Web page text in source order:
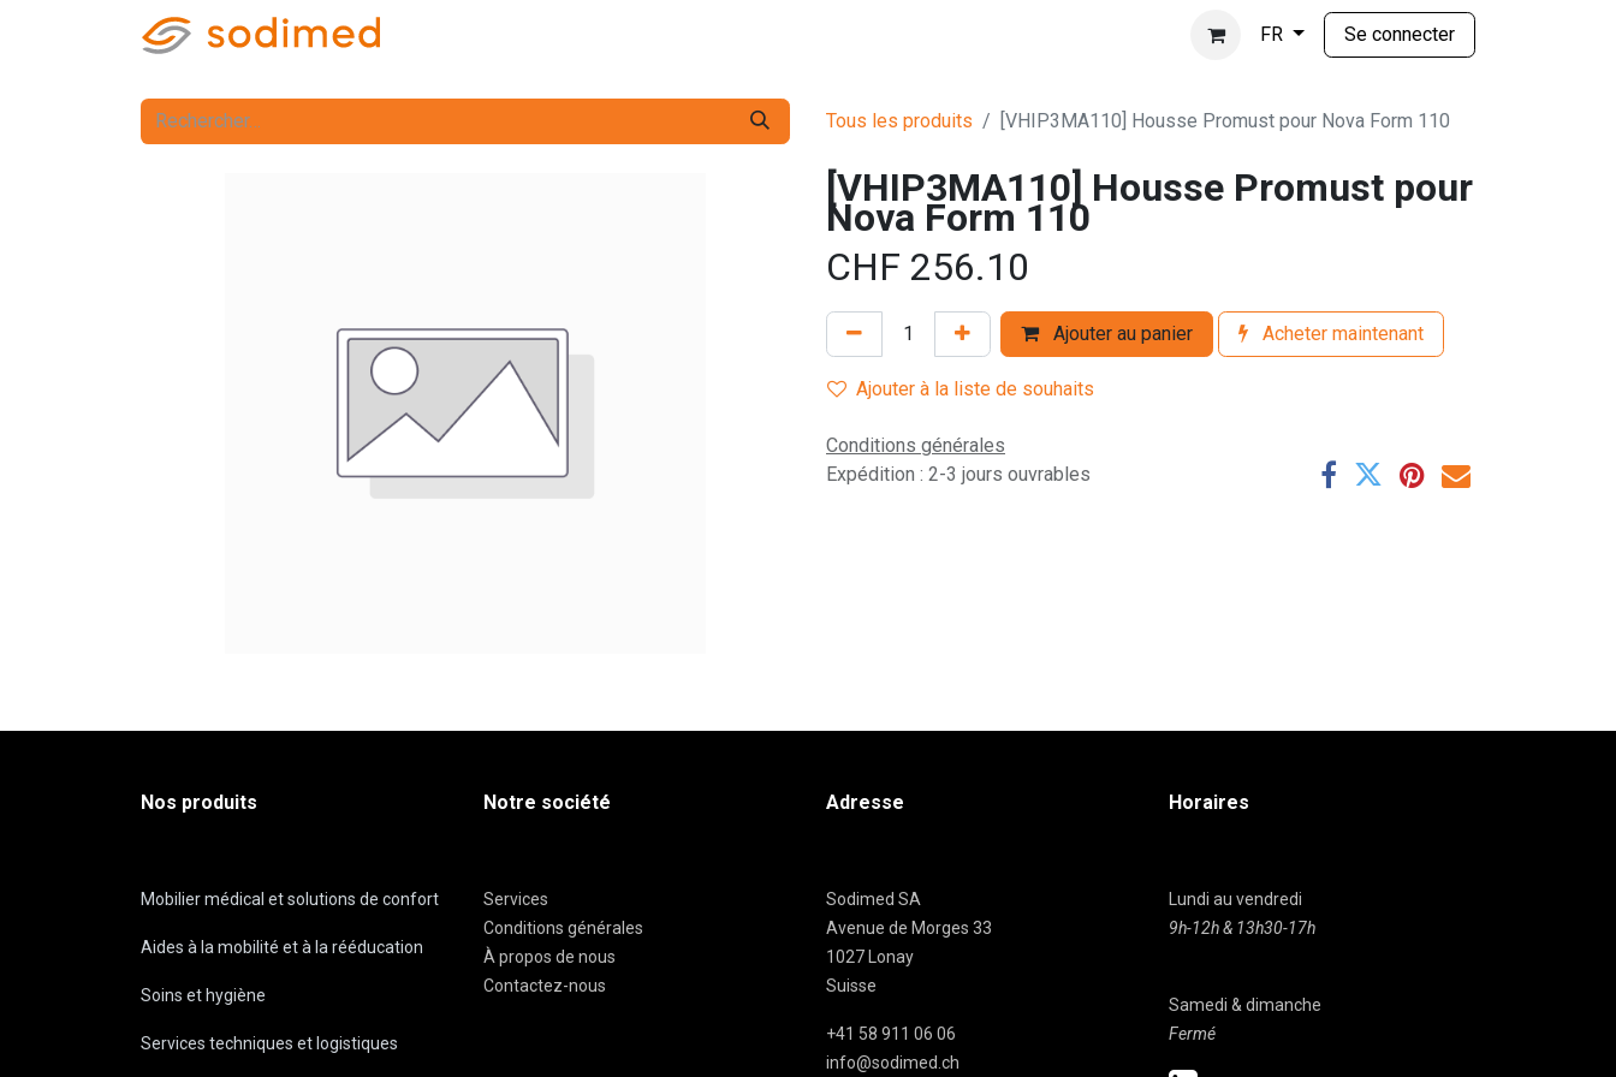
FR Se connecter
Tous les produits [VHIP3MA110] Housse Promust pour Nova Form 110
[VHIP3MA110] Housse Promust pour
Nova Form 110
CHF 256.10
Ajouter au panier Acheter maintenant
Ajouter à la liste de souhaits
Conditions générales
Expédition : 2-3 jours ouvrables
Nos produits
Mobilier médical et solutions de confort
Aides à la mobilité et à la rééducation
Soins et hygiène
Services techniques et logistiques
Notre société
Services
Conditions générales
À propos de nous
Contactez-nous
Adresse
Sodimed SA
Avenue de Morges 33
1027 Lonay
Suisse
+41 58 911 06 06
info@sodimed.ch
Horaires
Lundi au vendredi
9h-12h & 13h30-17h
Samedi & dimanche
Fermé